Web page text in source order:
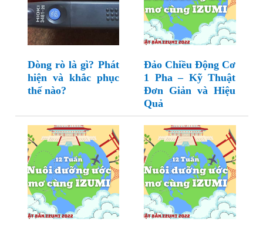
Dòng rò là gì? Phát
hiện và khắc phục
thế nào?
Đảo Chiều Động Cơ
1 Pha – Kỹ Thuật
Đơn Giản và Hiệu
Quả